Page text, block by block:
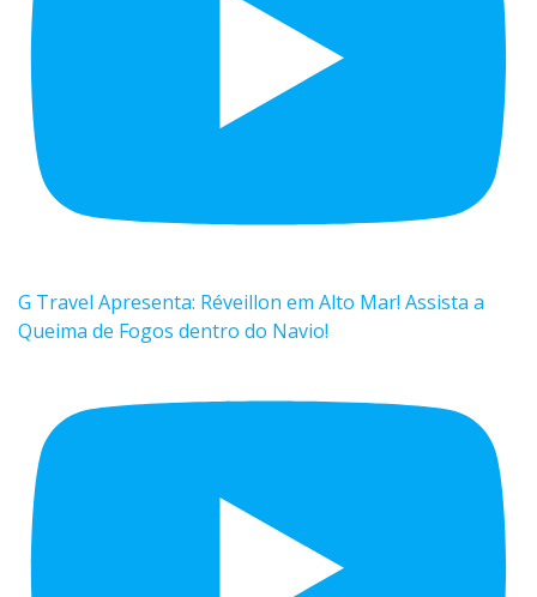
G Travel Apresenta: Réveillon em Alto Mar! Assista a
Queima de Fogos dentro do Navio!